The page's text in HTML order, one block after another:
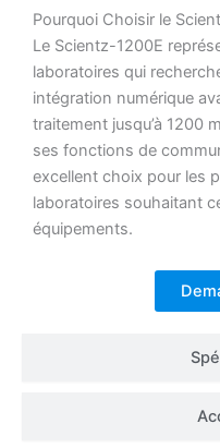
Pourquoi Choisir le
Le Scientz-1200E
laboratoires qui
intégration numérique
traitement jusqu’à 1200
ses fonctions de
excellent choix pour les
laboratoires souhaitant
équipements.